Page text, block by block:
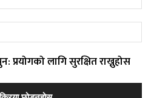
लागि सुरक्षित राख्नुहोस